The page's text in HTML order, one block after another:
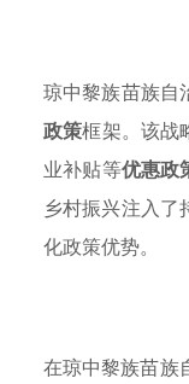
琼中黎族苗族自
政策框架。该战
业补贴等优惠政
乡村振兴注入了
化政策优势。
在琼中黎族苗族